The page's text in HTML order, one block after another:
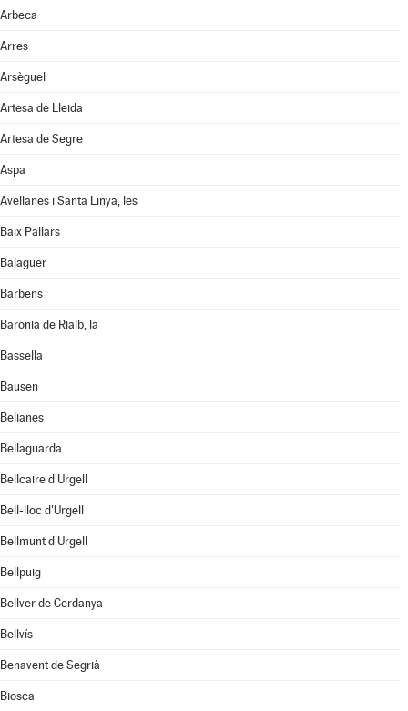
Arbeca
Arres
Arsèguel
Artesa de Lleida
Artesa de Segre
Aspa
Avellanes i Santa Linya, les
Baix Pallars
Balaguer
Barbens
Baronia de Rialb, la
Bassella
Bausen
Belianes
Bellaguarda
Bellcaire d'Urgell
Bell-lloc d'Urgell
Bellmunt d'Urgell
Bellpuig
Bellver de Cerdanya
Bellvís
Benavent de Segrià
Biosca